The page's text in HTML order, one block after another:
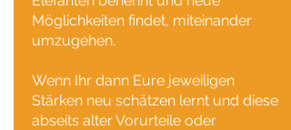
Möglichkeiten findet, miteinander
umzugehen.
Wenn Ihr dann Eure jeweiligen
Stärken neu schätzen lernt und diese
abseits alter Vorurteile oder